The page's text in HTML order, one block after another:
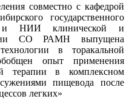
совместно с кафедрой
государственного
и НИИ клинической и
СО РАМН выпущена
в торакальной
опыт применения
терапии в комплексном
пищевода после
легких»